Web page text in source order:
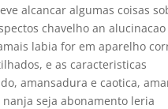
alcancar algumas coisas
chavelho an alucinacao
labia for em aparelho
e as caracteristicas
amansadura e caotica,
seja abonamento leria